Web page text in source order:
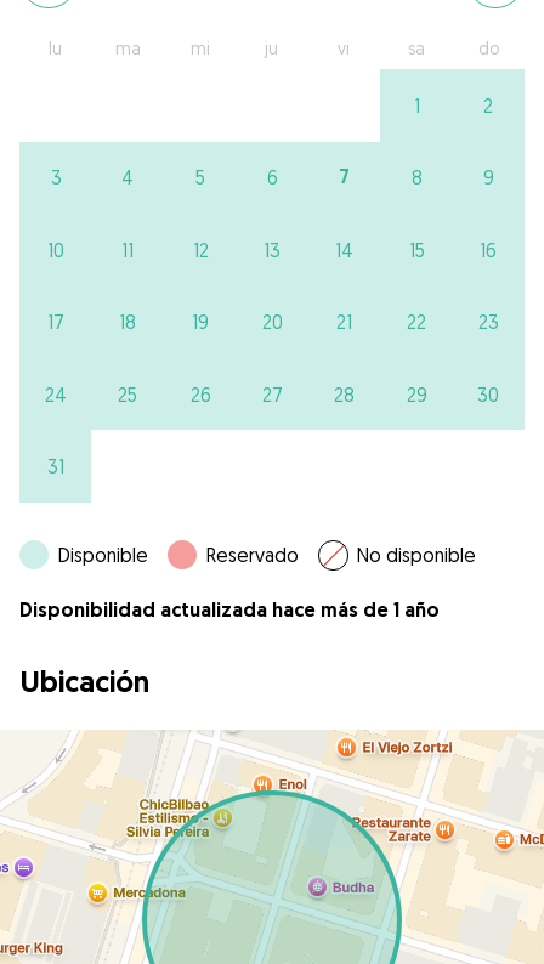
lu ma mi ju vi sa do
1 2
3 4 5 6 7 8 9
10 11 12 13 14 15 16
17 18 19 20 21 22 23
24 25 26 27 28 29 30
31
Disponible Reservado No disponible
Disponibilidad actualizada hace más de 1 año
Ubicación